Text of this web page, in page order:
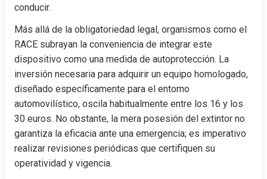
conducir.
Más allá de la obligatoriedad legal, organismos como el
RACE subrayan la conveniencia de integrar este
dispositivo como una medida de autoprotección. La
inversión necesaria para adquirir un equipo homologado,
diseñado específicamente para el entorno
automovilístico, oscila habitualmente entre los 16 y los
30 euros. No obstante, la mera posesión del extintor no
garantiza la eficacia ante una emergencia; es imperativo
realizar revisiones periódicas que certifiquen su
operatividad y vigencia.